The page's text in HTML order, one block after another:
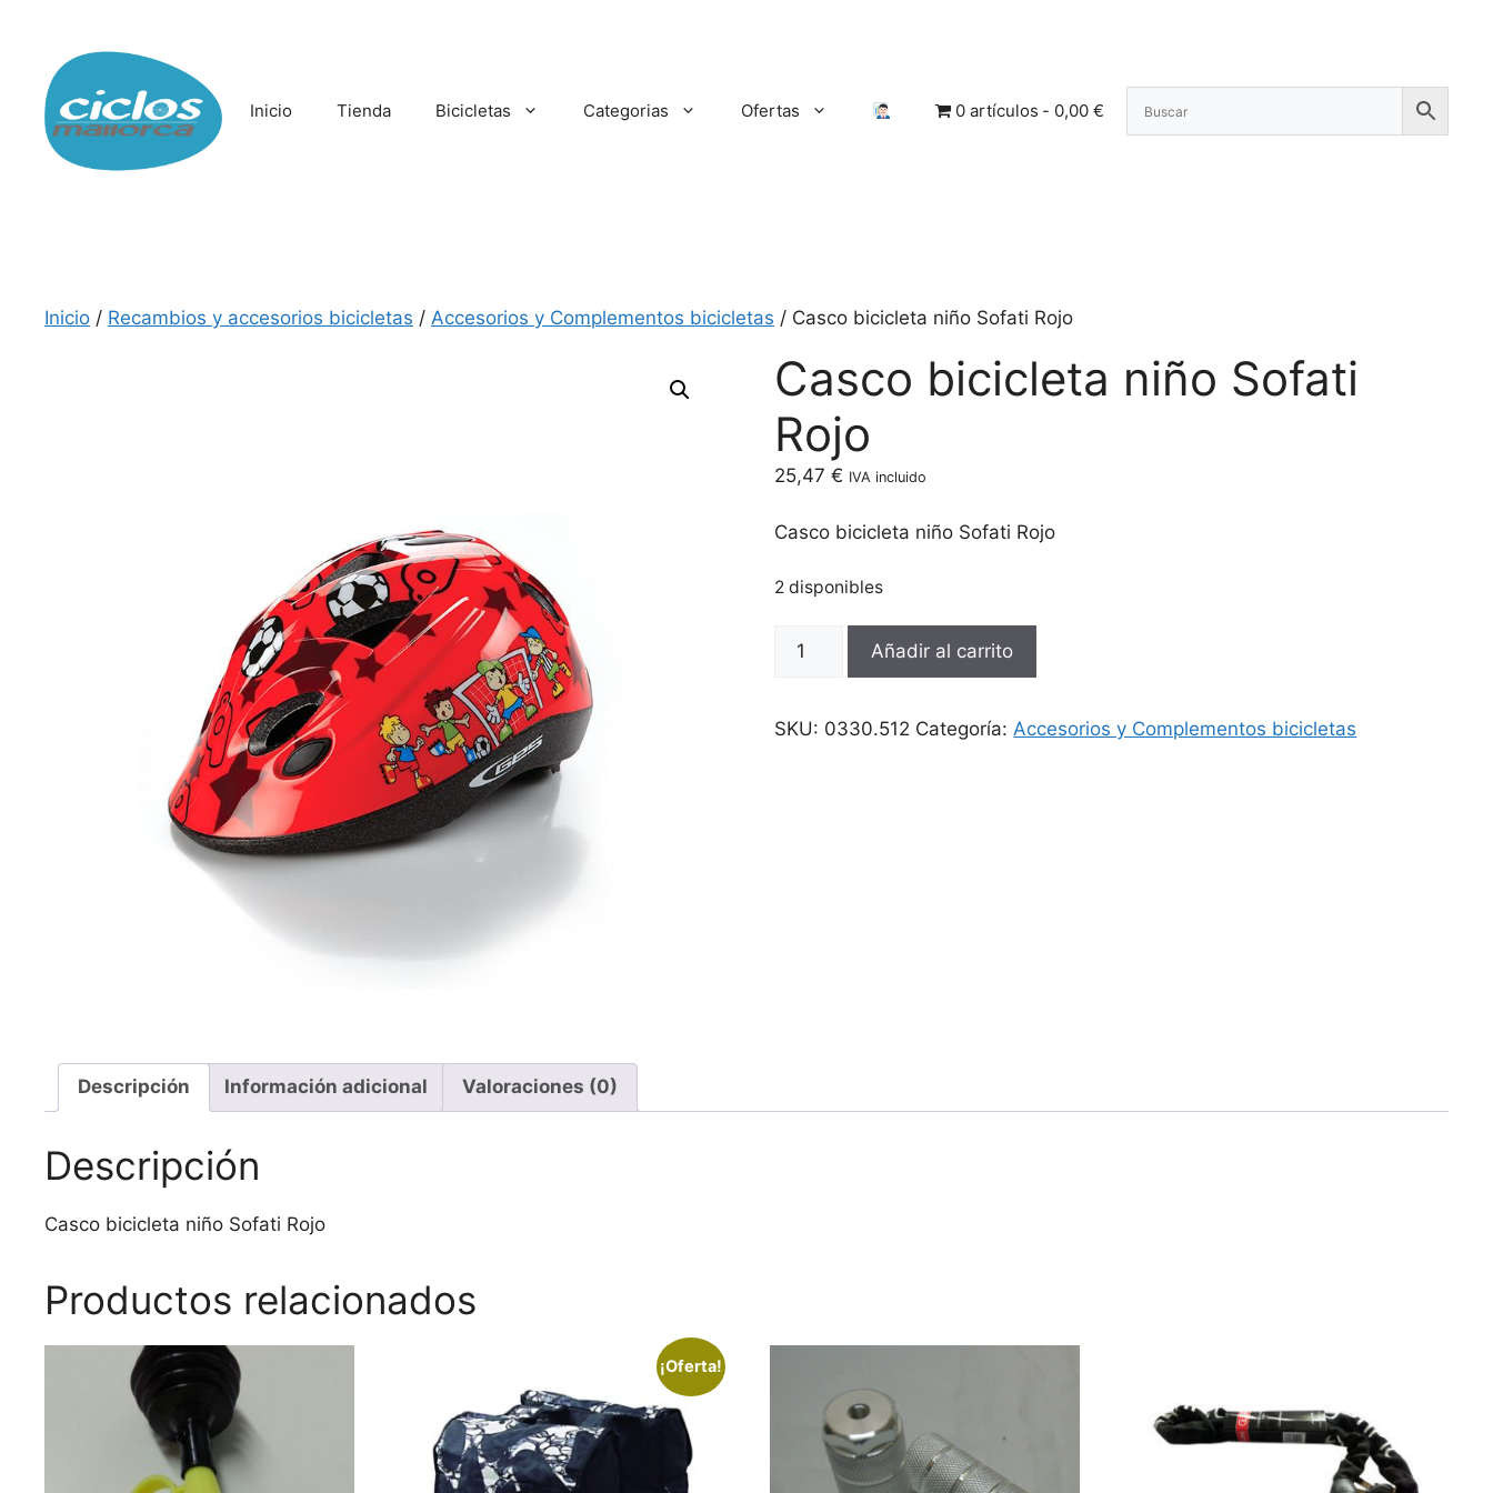
contenido
Inicio Tienda Bicicletas Categorias Ofertas 0 artículos 0,00 €
Inicio / Recambios y accesorios bicicletas / Accesorios y Complementos bicicletas / Casco bicicleta niño Sofati Rojo
Casco bicicleta niño Sofati
Rojo
25,47€ IVA incluido
Casco bicicleta niño Sofati Rojo
2 disponibles
Casco
Sofati
Añadir al carrito
SKU: 0330.512 Categoría:Accesorios y Complementos bicicletas
Descripción Información adicional Valoraciones (0)
Descripción
Casco bicicleta niño Sofati Rojo
Productos relacionados
¡Oferta!